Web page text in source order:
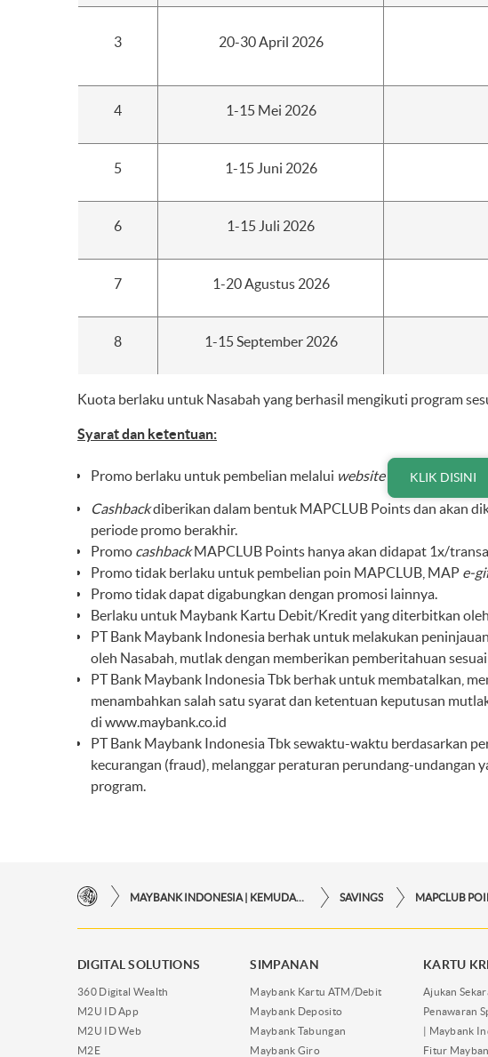
3 20-30 April 2026
4 1-15 Mei 2026
5 1-15 Juni 2026
6 1-15 Juli 2026
7 1-20 Agustus 2026
8 1-15 September 2026
Kuota berlaku untuk Nasabah yang berhasil mengikuti program
Syarat dan ketentuan:
Promo berlaku untuk pembelian melalui website KLIK DISINI
Cashbackdiberikan dalam bentuk MAPCLUB Points dan akan
periode promo berakhir.
Promo cashbackMAPCLUB Points hanya akan didapat 1x/
Promo tidak berlaku untuk pembelian poin MAPCLUB, MAP e-
Promo tidak dapat digabungkan dengan promosi lainnya.
Berlaku untuk Maybank Kartu Debit/Kredit yang diterbitkan
PT Bank Maybank Indonesia berhak untuk melakukan
oleh Nasabah, mutlak dengan memberikan pemberitahuan
PT Bank Maybank Indonesia Tbk berhak untuk membatalkan,
menambahkan salah satu syarat dan ketentuan keputusan
di www.maybank.co.id
PT Bank Maybank Indonesia Tbk sewaktu-waktu berdasarkan
kecurangan (fraud), melanggar peraturan perundang-undangan
program.
SAVINGS MAPCLUB
DIGITAL SOLUTIONS
360 Digital Wealth
M2U ID App
M2U ID Web
M2E
SIMPANAN
Maybank Kartu ATM/Debit
Maybank Deposito
Maybank Tabungan
Maybank Giro
KARTU
Ajukan
Penawaran
| Maybank
Fitur